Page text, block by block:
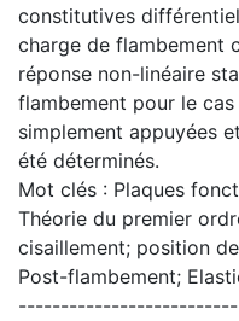
constitutives
charge de flambement
réponse non-linéaire
flambement pour le cas
simplement appuyées
été déterminés.
Mot clés : Plaques
Théorie du premier
cisaillement; position
Post-flambement;